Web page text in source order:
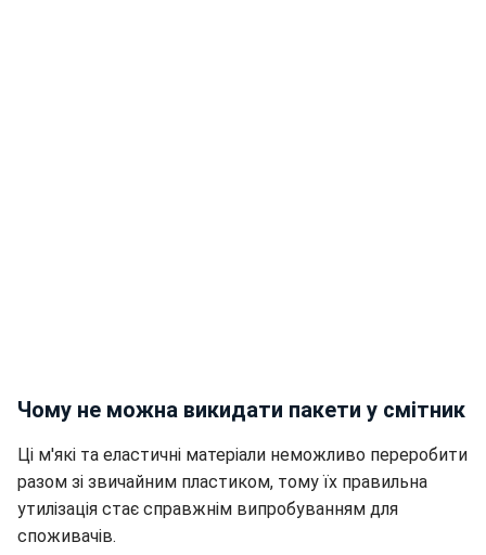
Чому не можна викидати пакети у смітник
Ці м'які та еластичні матеріали неможливо переробити
разом зі звичайним пластиком, тому їх правильна
утилізація стає справжнім випробуванням для
споживачів.